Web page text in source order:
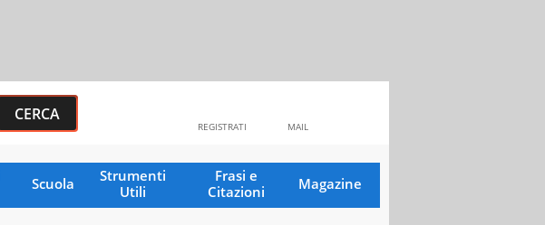
MAIL
REGISTRATI
Scuola
Strumenti
Utili
Frasi e
Citazioni
Magazine